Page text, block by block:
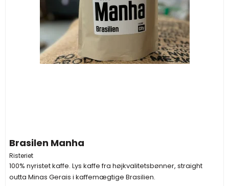
Brasilen Manha
Risteriet
100% nyristet kaffe. Lys kaffe fra højkvalitetsbønner, straight
outta Minas Gerais i kaffemægtige Brasilien.